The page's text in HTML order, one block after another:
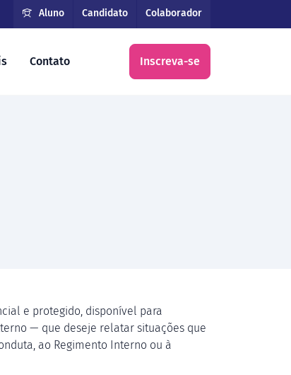
Aluno Candidato Colaborador
Contato Inscreva-se
e protegido, disponível para
— que deseje relatar situações que
ao Regimento Interno ou à